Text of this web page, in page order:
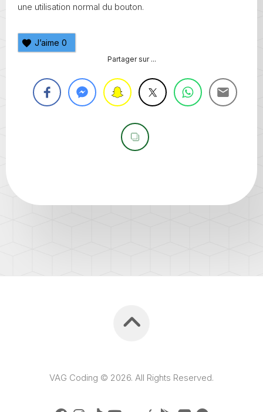
une utilisation normal du bouton.
J’aime 0
Partager sur ...
VAG Coding © 2026. All Rights Reserved.